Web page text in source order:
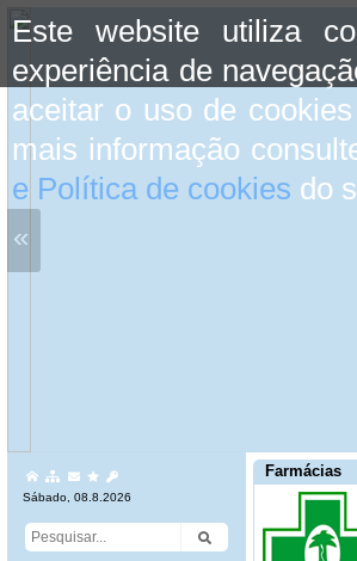
Este website utiliza
experiência de
aceitar o uso de
mais informação
e Política de cookies do
«
Sábado, 08.8.2026
Farmácias